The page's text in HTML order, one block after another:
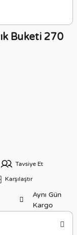
Buketi 270
Tavsiye Et
Karşılaştır
Aynı Gün
Kargo